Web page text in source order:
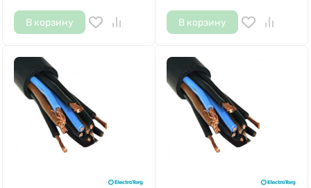
В корзину В корзину